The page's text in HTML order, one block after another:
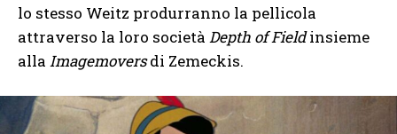
lo stesso Weitz produrranno la pellicola
attraverso la loro società Depth of Fieldinsieme
alla Imagemoversdi Zemeckis.